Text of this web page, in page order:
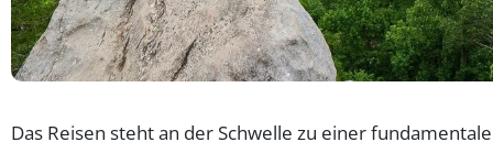
Das Reisen steht an der Schwelle zu einer